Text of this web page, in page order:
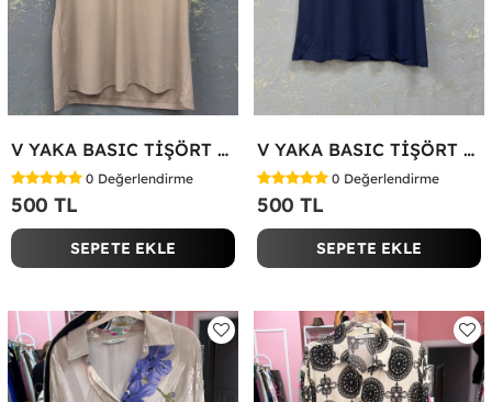
V YAKA BASIC TİŞÖRT Bej
0 Değerlendirme
500 TL
SEPETE EKLE
V YAKA BASIC TİŞÖRT Lacivert
0 Değerlendirme
500 TL
SEPETE EKLE